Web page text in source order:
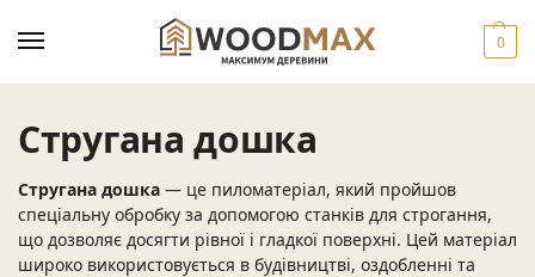
0
Стругана дошка
Стругана дошка — це пиломатеріал, який пройшов
спеціальну обробку за допомогою станків для строгання,
що дозволяє досягти рівної і гладкої поверхні. Цей матеріал
широко використовується в будівництві, оздобленні та